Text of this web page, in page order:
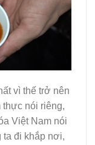
vì thế trở nên
thực nói riêng,
Việt Nam nói
ta đi khắp nơi,